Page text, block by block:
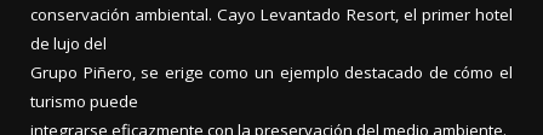
conservación ambiental. Cayo Levantado Resort, el primer hotel
de lujo del
Grupo Piñero, se erige como un ejemplo destacado de cómo el
turismo puede
integrarse eficazmente con la preservación del medio ambiente.